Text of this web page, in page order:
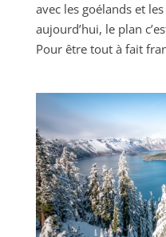
avec les goélands et
aujourd’hui, le plan
Pour être tout à fait